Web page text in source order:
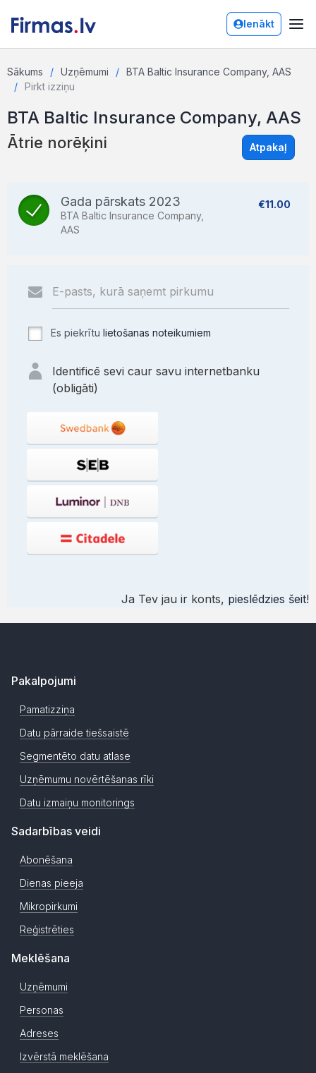
Ienākt
Sākums Uzņēmumi
BTA Baltic Insurance Company, AAS
Pirkt izziņu
BTA Baltic Insurance Company, AAS
Ātrie norēķini Atpakaļ
Gada pārskats 2023
BTA Baltic Insurance Company,
AAS
€11.00
Es piekrītu lietošanas noteikumiem
Identificē sevi caur savu internetbanku
(obligāti)
Ja Tev jau ir konts, pieslēdzies šeit!
Pakalpojumi
Pamatizziņa
Datu pārraide tiešsaistē
Segmentēto datu atlase
Uzņēmumu novērtēšanas rīki
Datu izmaiņu monitorings
Sadarbības veidi
Abonēšana
Dienas pieeja
Mikropirkumi
Reģistrēties
Meklēšana
Uzņēmumi
Personas
Adreses
Izvērstā meklēšana